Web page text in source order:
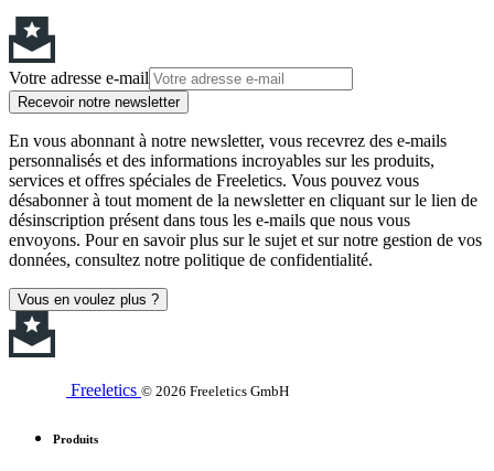
Votre adresse e-mail
Recevoir notre newsletter
En vous abonnant à notre newsletter, vous recevrez des e-mails
personnalisés et des informations incroyables sur les produits,
services et offres spéciales de Freeletics. Vous pouvez vous
désabonner à tout moment de la newsletter en cliquant sur le lien de
désinscription présent dans tous les e-mails que nous vous
envoyons. Pour en savoir plus sur le sujet et sur notre gestion de vos
données, consultez notre politique de confidentialité.
Vous en voulez plus ?
Freeletics © 2026 Freeletics GmbH
Produits